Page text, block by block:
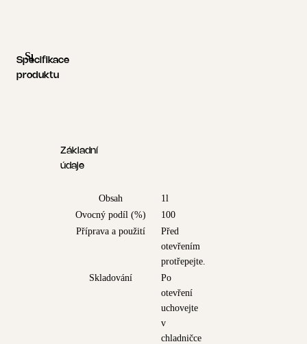
Specifikace produktu
Specifikace
produktu
Základní
údaje
Obsah
1l
Ovocný podíl (%)
100
Příprava a použití
Před
otevřením
protřepejte.
Skladování
Po
otevření
uchovejte
v
chladničce